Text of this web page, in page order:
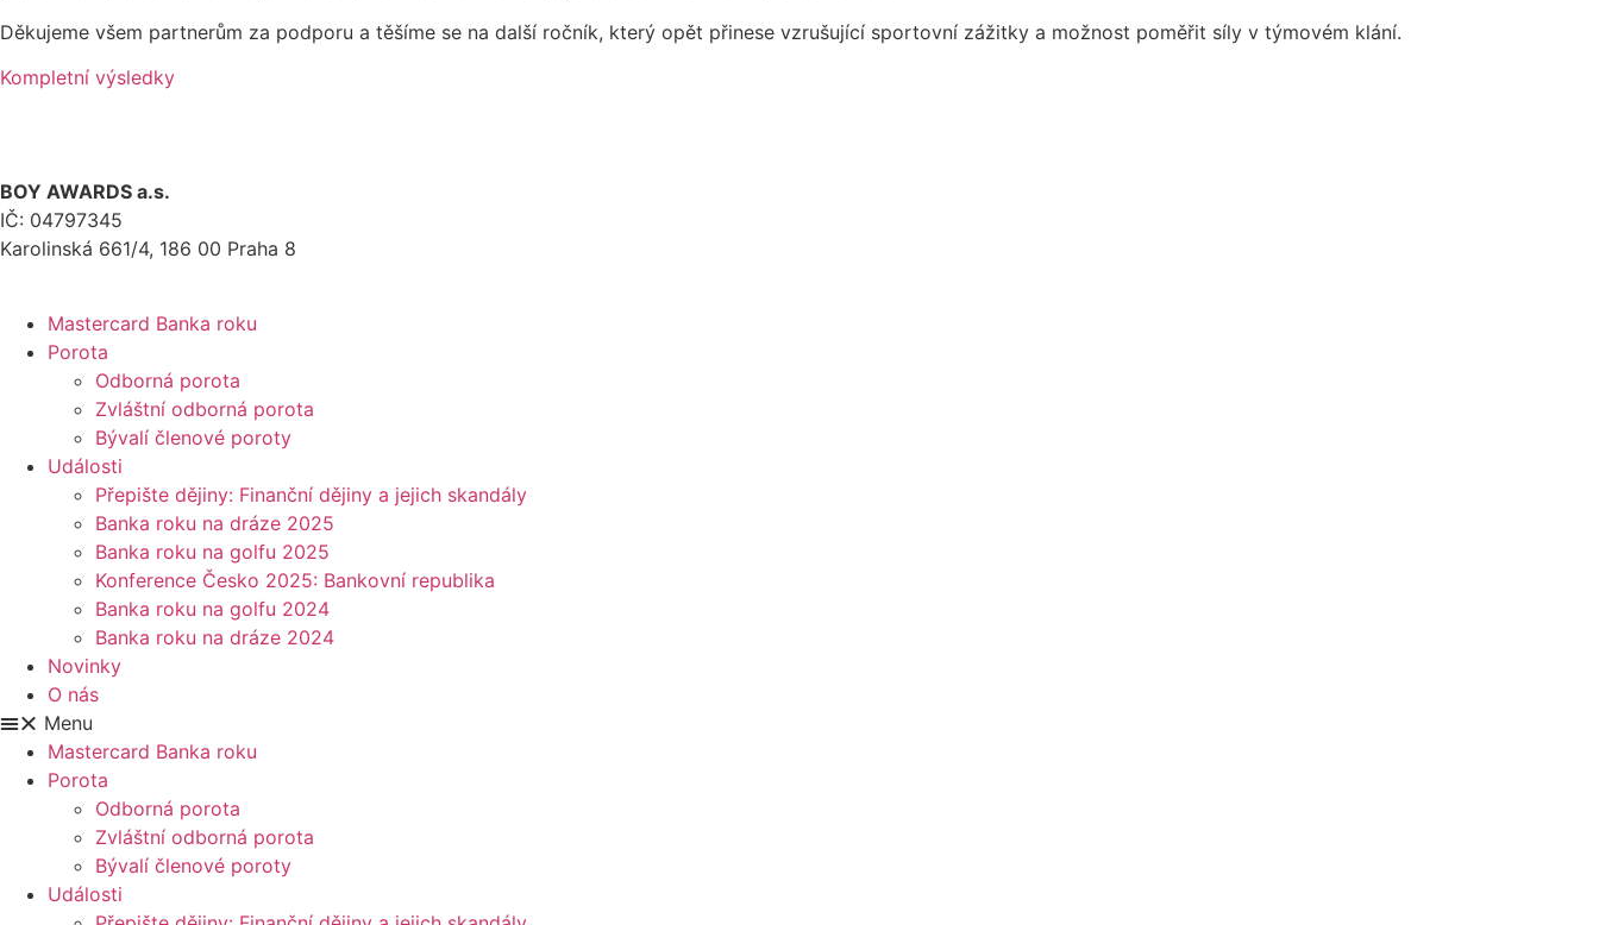
Děkujeme všem partnerům za podporu a těšíme se na další ročník, který opět přinese vzrušující sportovní zážitky a možnost poměřit síly v týmovém klání.
Kompletní výsledky
BOY AWARDS a.s.
IČ: 04797345
Karolinská 661/4, 186 00 Praha 8
Mastercard Banka roku
Porota
Odborná porota
Zvláštní odborná porota
Bývalí členové poroty
Události
Přepište dějiny: Finanční dějiny a jejich skandály
Banka roku na dráze 2025
Banka roku na golfu 2025
Konference Česko 2025: Bankovní republika
Banka roku na golfu 2024
Banka roku na dráze 2024
Novinky
O nás
Menu
Mastercard Banka roku
Porota
Odborná porota
Zvláštní odborná porota
Bývalí členové poroty
Události